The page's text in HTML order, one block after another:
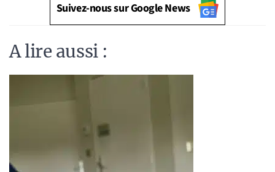
Suivez-nous sur Google News
A lire aussi :